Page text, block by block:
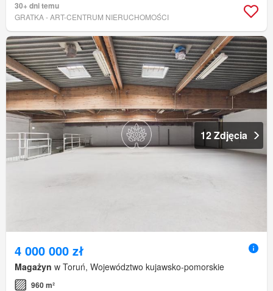
30+ dni temu
GRATKA - ART-CENTRUM NIERUCHOMOŚCI
12 Zdjęcia
4 000 000 zł
Magażyn w Toruń, Województwo kujawsko-pomorskie
960 m²